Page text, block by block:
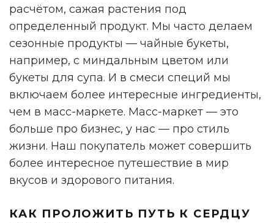
расчётом, сажая растения под
определенный продукт. Мы часто делаем
сезонные продукты — чайные букеты,
например, с миндальным цветом или
букеты для супа. И в смеси специй мы
включаем более интересные ингредиенты,
чем в масс-маркете. Масс-маркет — это
больше про бизнес, у нас — про стиль
жизни. Наш покупатель может совершить
более интересное путешествие в мир
вкусов и здорового питания.
КАК ПРОЛОЖИТЬ ПУТЬ К СЕРДЦУ